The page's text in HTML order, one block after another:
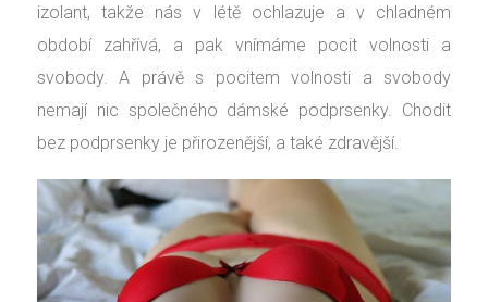
izolant, takže nás v létě ochlazuje a v chladném
období zahřívá, a pak vnímáme pocit volnosti a
svobody. A právě s pocitem volnosti a svobody
nemají nic společného dámské podprsenky. Chodit
bez podprsenky je přirozenější, a také zdravější.